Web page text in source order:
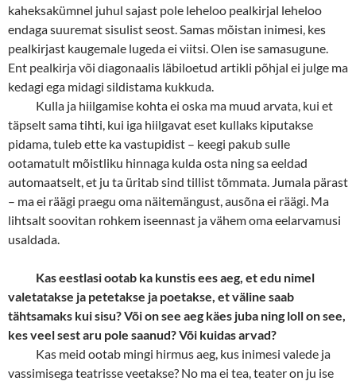
kaheksakümnel juhul sajast pole leheloo pealkirjal leheloo
endaga suuremat sisulist seost. Samas mõistan inimesi, kes
pealkirjast kaugemale lugeda ei viitsi. Olen ise samasugune.
Ent pealkirja või diagonaalis läbiloetud artikli põhjal ei julge ma
kedagi ega midagi sildistama kukkuda.
Kulla ja hiilgamise kohta ei oska ma muud arvata, kui et
täpselt sama tihti, kui iga hiilgavat eset kullaks kiputakse
pidama, tuleb ette ka vastupidist – keegi pakub sulle
ootamatult mõistliku hinnaga kulda osta ning sa eeldad
automaatselt, et ju ta üritab sind tillist tõmmata. Jumala pärast
– ma ei räägi praegu oma näitemängust, ausõna ei räägi. Ma
lihtsalt soovitan rohkem iseennast ja vähem oma eelarvamusi
usaldada.
Kas eestlasi ootab ka kunstis ees aeg, et edu nimel
valetatakse ja petetakse ja poetakse, et väline saab
tähtsamaks kui sisu? Või on see aeg käes juba ning loll on see,
kes veel sest aru pole saanud? Või kuidas arvad?
Kas meid ootab mingi hirmus aeg, kus inimesi valede ja
vassimisega teatrisse veetakse? No ma ei tea, teater on ju ise